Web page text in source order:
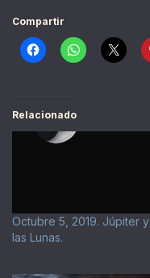
Compartir
Relacionado
Octubre 5, 2019. Júpiter y
las Lunas.